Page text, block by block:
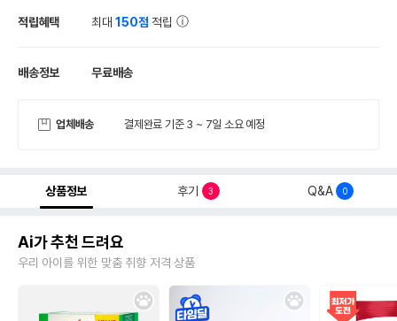
적립혜택 최대150점 적립
배송정보 무료배송
업체배송 결제완료 기준 3 ~ 7일 소요 예정
상품정보 후기 3 Q&A 0
Ai가 추천 드려요
우리 아이를 위한 맞춤 취향 저격 상품